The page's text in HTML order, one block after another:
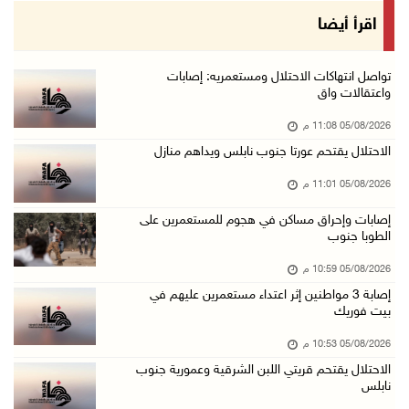
الرئيس يقلد عائلة القائد الوطني الراحل أحمد ع ...
باسم الرئيس: وزير الداخلية يمنح العميد جيسون ...
الاحتلال يقتحم كفر مالك ودير جرير ومستعمرون ي ...
"التربية" تخرج الفوج الأول من مدربي المعلمين ...
05/آب/2026 06:44 م
عبد السلام السيد يفوز بترشيح الديمقراطيين لمج ...
05/آب/2026 06:43 م
الهلال الأحمر: 8 إصابات إثر اعتداء الاحتلال ...
مخطط استعماري جديد في "جيلو" يهدد بعزل القدس ...
05/آب/2026 06:10 م
اقرأ أيضا
تواصل انتهاكات الاحتلال ومستعمريه: إصابات
واعتقالات واق
05/08/2026 11:08 م
الاحتلال يقتحم عورتا جنوب نابلس ويداهم منازل
05/08/2026 11:01 م
إصابات وإحراق مساكن في هجوم للمستعمرين على
الطوبا جنوب
05/08/2026 10:59 م
إصابة 3 مواطنين إثر اعتداء مستعمرين عليهم في
بيت فوريك
05/08/2026 10:53 م
الاحتلال يقتحم قريتي اللبن الشرقية وعمورية جنوب
نابلس